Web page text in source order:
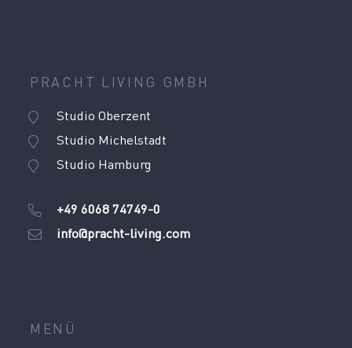
PRACHT LIVING GMBH
Studio Oberzent
Studio Michelstadt
Studio Hamburg
+49 6068 74749-0
info@pracht-living.com
MENÜ